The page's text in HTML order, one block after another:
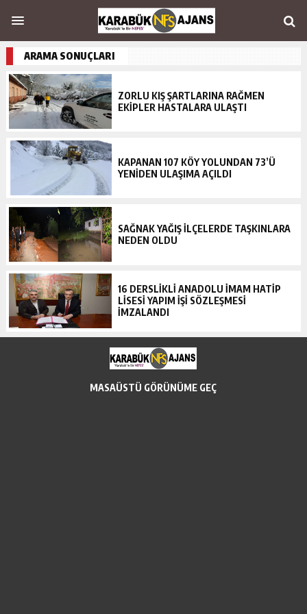
ARAMA SONUÇLARI
ZORLU KIŞ ŞARTLARINA RAĞMEN
EKİPLER HASTALARA ULAŞTI
KAPANAN 107 KÖY YOLUNDAN 73’Ü
YENİDEN ULAŞIMA AÇILDI
SAĞNAK YAĞIŞ İLÇELERDE TAŞKINLARA
NEDEN OLDU
16 DERSLİKLİ ANADOLU İMAM HATİP
LİSESİ YAPIM İŞİ SÖZLEŞMESİ
İMZALANDI
MASAÜSTÜ GÖRÜNÜME GEÇ